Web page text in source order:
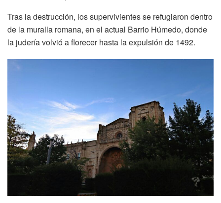
Tras la destrucción, los supervivientes se refugiaron dentro
de la muralla romana, en el actual Barrio Húmedo, donde
la judería volvió a florecer hasta la expulsión de 1492.